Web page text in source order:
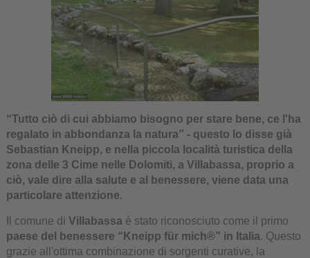
“Tutto ciò di cui abbiamo bisogno per stare bene, ce l'ha
regalato in abbondanza la natura” - questo lo disse già
Sebastian Kneipp, e nella piccola località turistica della
zona delle 3 Cime nelle Dolomiti, a Villabassa, proprio a
ciò, vale dire alla salute e al benessere, viene data una
particolare attenzione.
Il comune di Villabassa è stato riconosciuto come il primo
paese del benessere “Kneipp für mich®” in Italia. Questo
grazie all'ottima combinazione di sorgenti curative, la